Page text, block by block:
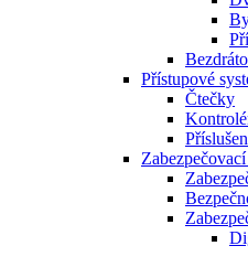
Přístupové
Čtečky